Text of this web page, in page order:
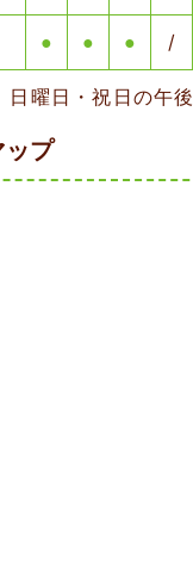
● ● ● /
日曜日・祝日の午後
ップ